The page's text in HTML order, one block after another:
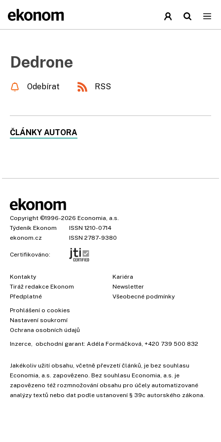
Dedrone
Odebírat RSS
ČLÁNKY AUTORA
Copyright ©1996-2026 Economia, a.s.
Týdeník Ekonom
ISSN 1210-0714
ekonom.cz
ISSN 2787-9380
Certifikováno:
Kontakty
Tiráž redakce Ekonom
Předplatné
Kariéra
Newsletter
Všeobecné podmínky
Prohlášení o cookies
Nastavení soukromí
Ochrana osobních údajů
Inzerce, obchodní garant: Adéla Formáčková, +420 739 500 832
Jakékoliv užití obsahu, včetně převzetí článků, je bez souhlasu
Economia, a.s. zapovězeno. Bez souhlasu Economia, a.s. je
zapovězeno též rozmnožování obsahu pro účely automatizované
analýzy textů nebo dat podle ustanovení § 39c autorského zákona.